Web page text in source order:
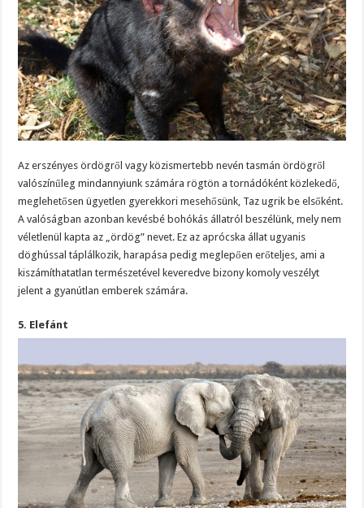
Az erszényes ördögről vagy közismertebb nevén tasmán ördögről
valószínűleg mindannyiunk számára rögtön a tornádóként közlekedő,
meglehetősen ügyetlen gyerekkori mesehősünk, Taz ugrik be elsőként.
A valóságban azonban kevésbé bohókás állatról beszélünk, mely nem
véletlenül kapta az „ördög” nevet. Ez az aprócska állat ugyanis
döghússal táplálkozik, harapása pedig meglepően erőteljes, ami a
kiszámíthatatlan természetével keveredve bizony komoly veszélyt
jelent a gyanútlan emberek számára.
5. Elefánt